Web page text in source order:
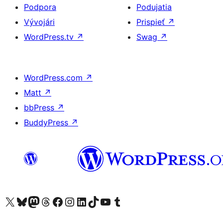
Podpora
Vývojári
WordPress.tv ↗
Podujatia
Prispieť ↗
Swag ↗
WordPress.com ↗
Matt ↗
bbPress ↗
BuddyPress ↗
Navštívte náš účet na X (predtým Twitter)
Navštívte náš účet na platforme Bluesky
Navštívte náš účet na Mastodone
Navštívte náš účet na platforme Threads
Navštívte našu stránku na Facebooku
Navštívte náš účet Instagram
Navštívte náš účet LinkedIn
Navštívte náš účet na platforme TikTok
Navštívte náš kanál YouTube
Navštívte náš účet na platforme Tumblr